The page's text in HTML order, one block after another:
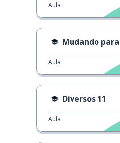
Aula
Mudando
Aula
Diversos 11
Aula